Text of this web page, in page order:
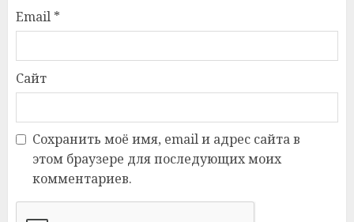
Email *
Сайт
Сохранить моё имя, email и адрес сайта в
этом браузере для последующих моих
комментариев.